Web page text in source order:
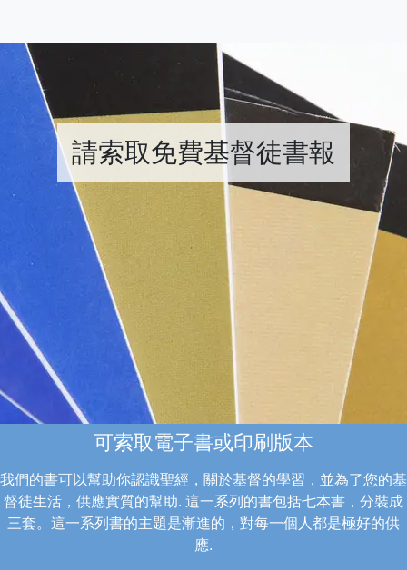
請索取免費基督徒書報
可索取電子書或印刷版本
我們的書可以幫助你認識聖經，關於基督的學習，並為了您的基
督徒生活，供應實質的幫助. 這一系列的書包括七本書，分裝成
三套。這一系列書的主題是漸進的，對每一個人都是極好的供
應.